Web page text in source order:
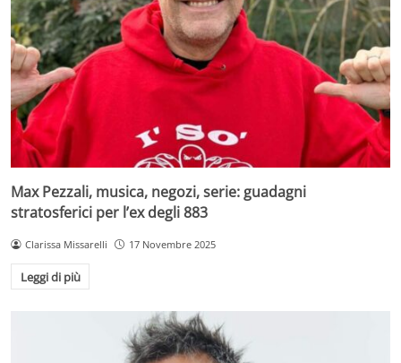
Max Pezzali, musica, negozi, serie: guadagni
stratosferici per l’ex degli 883
Clarissa Missarelli 17 Novembre 2025
Leggi di più